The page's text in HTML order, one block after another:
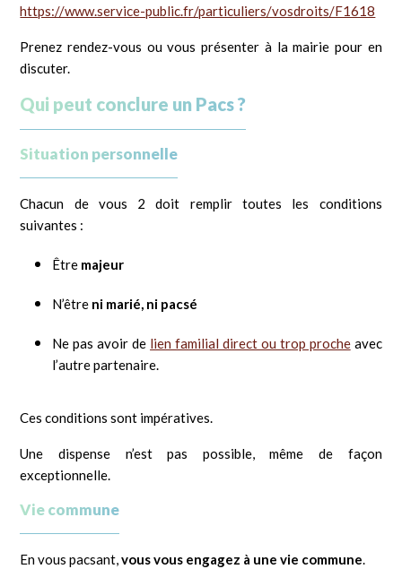
https://www.service-public.fr/particuliers/vosdroits/F1618
Prenez rendez-vous ou vous présenter à la mairie pour en
discuter.
Qui peut conclure un Pacs ?
Situation personnelle
Chacun de vous 2 doit remplir toutes les conditions
suivantes :
Être majeur
N’être ni marié, ni pacsé
Ne pas avoir de lien familial direct ou trop procheavec
l’autre partenaire.
Ces conditions sont impératives.
Une dispense n’est pas possible, même de façon
exceptionnelle.
Vie commune
En vous pacsant,vous vous engagez à une vie commune.